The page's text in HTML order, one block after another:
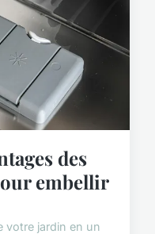
des
embellir
votre jardin en un